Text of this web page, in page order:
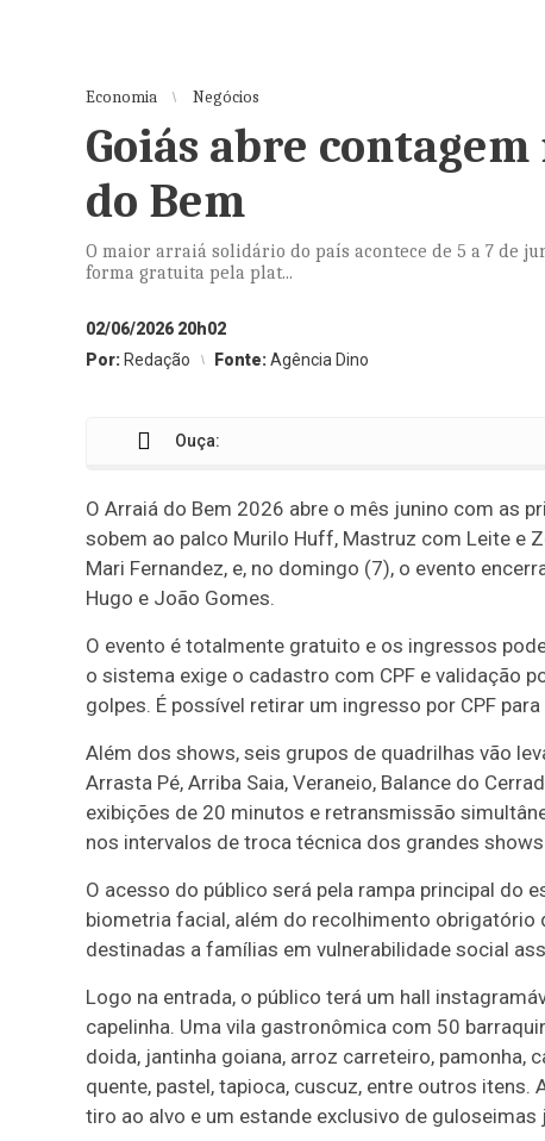
Economia Negócios
Goiás abre
do Bem
O maior arraiá solidário do país acontece de 5 a 7 de
forma gratuita pela plat...
02/06/2026 20h02
Por: Redação Fonte:Agência Dino
Ouça:
O Arraiá do Bem 2026 abre o mês junino com as
sobem ao palco Murilo Huff, Mastruz com Leite e
Mari Fernandez, e, no domingo (7), o evento
Hugo e João Gomes.
O evento é totalmente gratuito e os ingressos
o sistema exige o cadastro com CPF e validação
golpes. É possível retirar um ingresso por CPF para
Além dos shows, seis grupos de quadrilhas vão
Arrasta Pé, Arriba Saia, Veraneio, Balance do
exibições de 20 minutos e retransmissão
nos intervalos de troca técnica dos grandes
O acesso do público será pela rampa principal do
biometria facial, além do recolhimento
destinadas a famílias em vulnerabilidade social
Logo na entrada, o público terá um hall
capelinha. Uma vila gastronômica com 50
doida, jantinha goiana, arroz carreteiro, pamonha,
quente, pastel, tapioca, cuscuz, entre outros
tiro ao alvo e um estande exclusivo de guloseimas